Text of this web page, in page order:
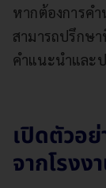
หากต้องการค
สามารถปรึกษ
คำแนะนำและ
เปิดตัวอ
จากโรงง